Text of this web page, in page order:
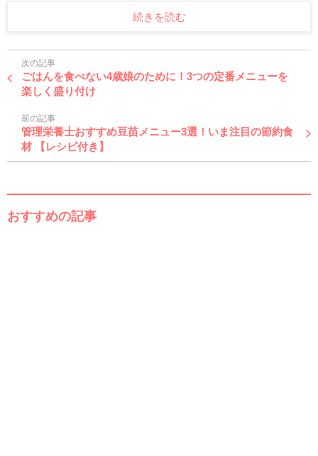
続きを読む
次の記事
ごはんを食べない4歳娘のために！3つの定番メニューを
楽しく盛り付け
前の記事
管理栄養士おすすめ豆苗メニュー3選！いま注目の節約食
材 【レシピ付き】
おすすめの記事